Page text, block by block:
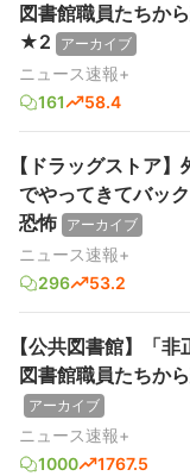
図書館職員たちか
★2
アーカイブ
ニュース速報+
161
58.4
【ドラッグストア
でやってきてバッ
恐怖 アーカイブ
ニュース速報+
296
53.2
【公共図書館】「
図書館職員たちか
アーカイブ
ニュース速報+
1000
1767.5